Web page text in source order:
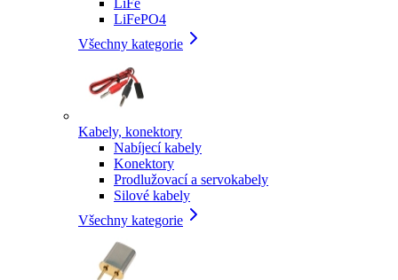
LiFe
LiFePO4
Všechny kategorie
Kabely, konektory
Nabíjecí kabely
Konektory
Prodlužovací a servokabely
Silové kabely
Všechny kategorie